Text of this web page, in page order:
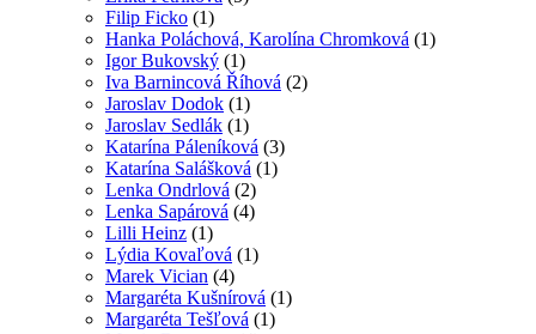
Filip Ficko (1)
Hanka Poláchová, Karolína Chromková (1)
Igor Bukovský (1)
Iva Barnincová Říhová (2)
Jaroslav Dodok (1)
Jaroslav Sedlák (1)
Katarína Páleníková (3)
Katarína Salášková (1)
Lenka Ondrlová (2)
Lenka Sapárová (4)
Lilli Heinz (1)
Lýdia Kovaľová (1)
Marek Vician (4)
Margaréta Kušnírová (1)
Margaréta Tešľová (1)